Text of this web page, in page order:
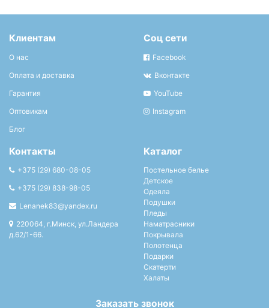
Клиентам
О нас
Оплата и доставка
Гарантия
Оптовикам
Блог
Соц сети
Facebook
Вконтакте
YouTube
Instagram
Контакты
+375 (29) 680-08-05
+375 (29) 838-98-05
Lenanek83@yandex.ru
220064, г.Минск, ул.Ландера
д.62/1-66.
Каталог
Постельное белье
Детское
Одеяла
Подушки
Пледы
Наматрасники
Покрывала
Полотенца
Подарки
Скатерти
Халаты
Заказать звонок